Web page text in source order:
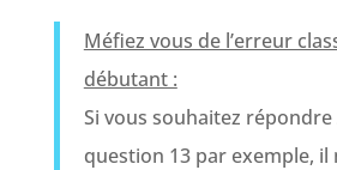
Méfiez vous de l’erreur
débutant :
Si vous souhaitez répondre
question 13 par exemple, il